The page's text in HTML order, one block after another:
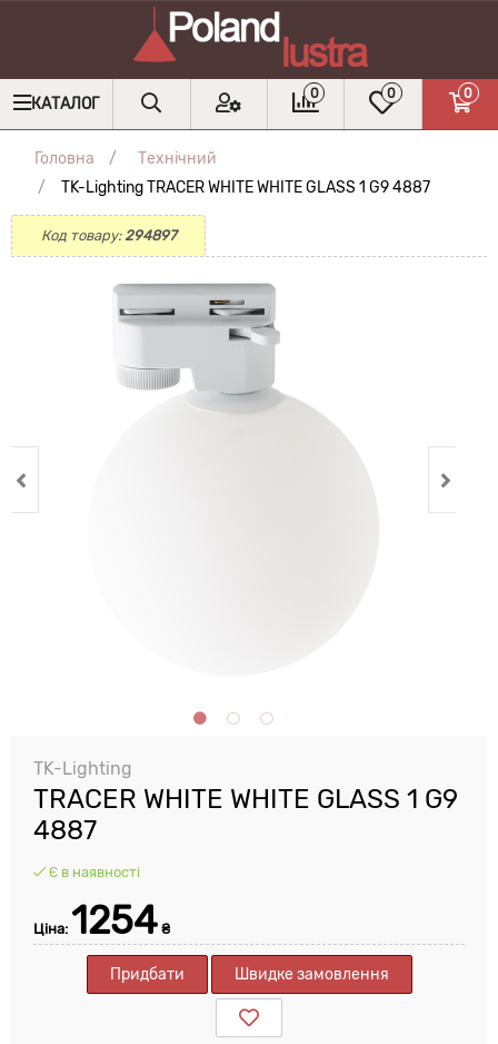
КАТАЛОГ
0 0 0
Головна
Технічний
TK-Lighting TRACER WHITE WHITE GLASS 1 G9 4887
Код товару:294897
TK-Lighting
TRACER WHITE WHITE GLASS 1 G9
4887
Є в наявності
Ціна: 1254 ₴
Придбати Швидке замовлення